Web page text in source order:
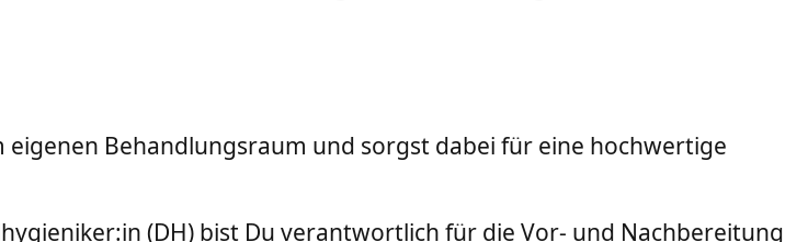
Behandlungsraum und sorgst dabei für eine hochwertige
(DH) bist Du verantwortlich für die Vor- und Nachbereitung